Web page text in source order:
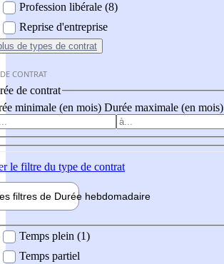
Profession libérale (8)
Reprise d'entreprise
de types de contrat
CONTRAT
de contrat
minimale (en mois) Durée maximale (en mois)
le filtre du type de contrat
filtres de Durée hebdomadaire
Temps plein (1)
Temps partiel